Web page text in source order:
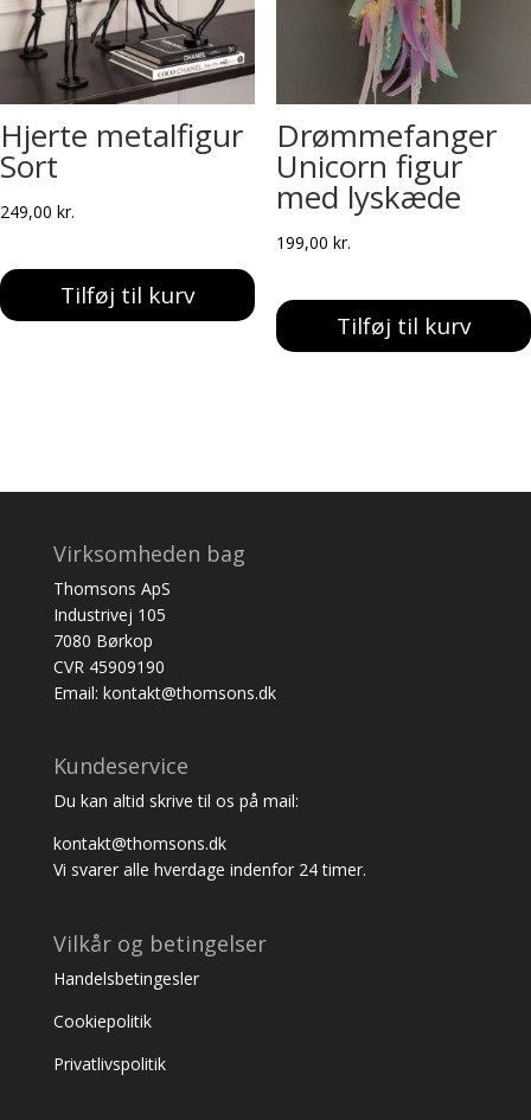
Hjerte metalfigur
Sort
249,00 kr.
Tilføj til kurv
Drømmefanger
Unicorn figur
med lyskæde
199,00 kr.
Tilføj til kurv
Virksomheden bag
Thomsons ApS
Industrivej 105
7080 Børkop
CVR 45909190
Email: kontakt@thomsons.dk
Kundeservice
Du kan altid skrive til os på mail:
kontakt@thomsons.dk
Vi svarer alle hverdage indenfor 24 timer.
Vilkår og betingelser
Handelsbetingesler
Cookiepolitik
Privatlivspolitik